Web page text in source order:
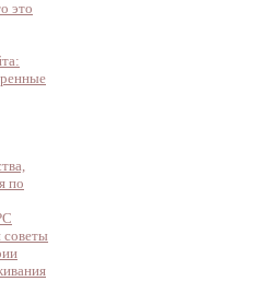
это
по
советы